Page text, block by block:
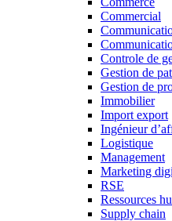
Commercial
Controle de
Gestion de
Gestion de
Immobilier
Import export
Ingénieur
Logistique
Management
Marketing
RSE
Ressources
Supply chain